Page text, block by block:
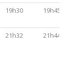
19h30 19h45
21h32 21h44